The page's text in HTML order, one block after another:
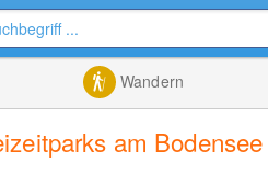
Wandern
am Bodensee